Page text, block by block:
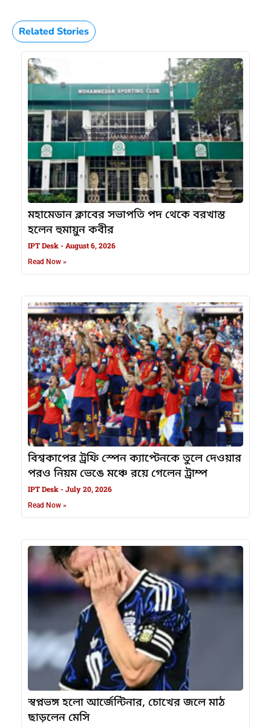
Related Stories
মহামেডান ক্লাবের সভাপতি পদ থেকে বরখাস্ত
হলেন হুমায়ুন কবীর
IPT Desk August 6, 2026
Read Now »
বিশ্বকাপের ট্রফি স্পেন ক্যাপ্টেনকে তুলে দেওয়ার
পরও নিয়ম ভেঙে মঞ্চে রয়ে গেলেন ট্রাম্প
IPT Desk July 20, 2026
Read Now »
স্বপ্নভঙ্গ হলো আর্জেন্টিনার, চোখের জলে মাঠ
ছাড়লেন মেসি